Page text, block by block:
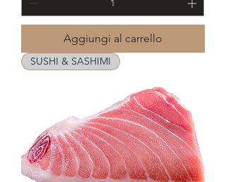
Aggiungi al carrello
SUSHI & SASHIMI